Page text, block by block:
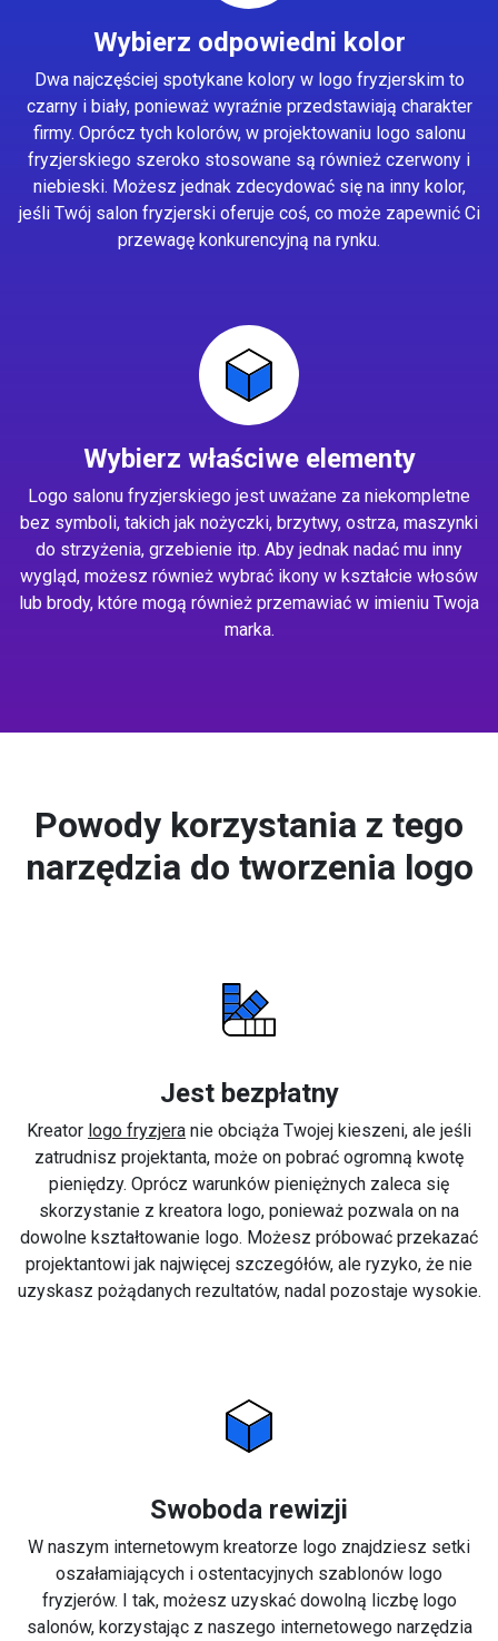
Wybierz odpowiedni kolor
Dwa najczęściej spotykane kolory w logo fryzjerskim to
czarny i biały, ponieważ wyraźnie przedstawiają charakter
firmy. Oprócz tych kolorów, w projektowaniu logo salonu
fryzjerskiego szeroko stosowane są również czerwony i
niebieski. Możesz jednak zdecydować się na inny kolor,
jeśli Twój salon fryzjerski oferuje coś, co może zapewnić Ci
przewagę konkurencyjną na rynku.
Wybierz właściwe elementy
Logo salonu fryzjerskiego jest uważane za niekompletne
bez symboli, takich jak nożyczki, brzytwy, ostrza, maszynki
do strzyżenia, grzebienie itp. Aby jednak nadać mu inny
wygląd, możesz również wybrać ikony w kształcie włosów
lub brody, które mogą również przemawiać w imieniu Twoja
marka.
Powody korzystania z tego
narzędzia do tworzenia logo
Jest bezpłatny
Kreator logo fryzjera nie obciąża Twojej kieszeni, ale jeśli
zatrudnisz projektanta, może on pobrać ogromną kwotę
pieniędzy. Oprócz warunków pieniężnych zaleca się
skorzystanie z kreatora logo, ponieważ pozwala on na
dowolne kształtowanie logo. Możesz próbować przekazać
projektantowi jak najwięcej szczegółów, ale ryzyko, że nie
uzyskasz pożądanych rezultatów, nadal pozostaje wysokie.
Swoboda rewizji
W naszym internetowym kreatorze logo znajdziesz setki
oszałamiających i ostentacyjnych szablonów logo
fryzjerów. I tak, możesz uzyskać dowolną liczbę logo
salonów, korzystając z naszego internetowego narzędzia